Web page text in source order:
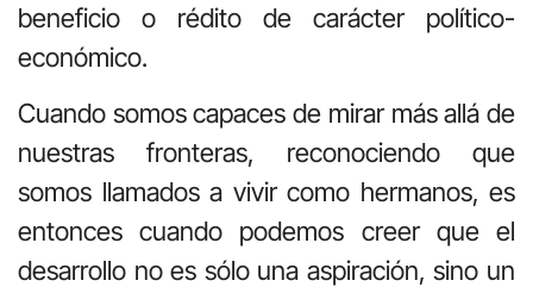
beneficio o rédito de carácter político-
económico.
Cuando somos capaces de mirar más allá de
nuestras fronteras, reconociendo que
somos llamados a vivir como hermanos, es
entonces cuando podemos creer que el
desarrollo no es sólo una aspiración, sino un